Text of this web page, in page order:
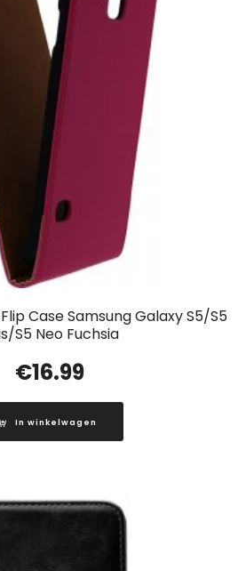
Case Samsung Galaxy S5/S5
S5 Neo Fuchsia
€16.99
In winkelwagen